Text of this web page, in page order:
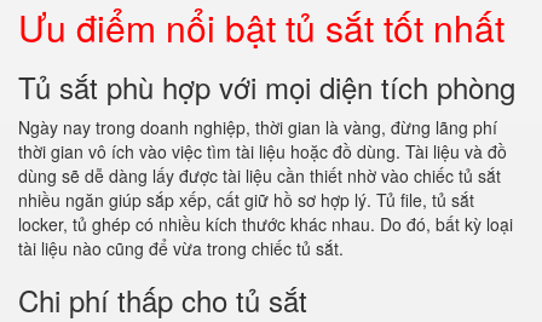
Ưu điểm nổi bật tủ sắt tốt nhất
Tủ sắt phù hợp với mọi diện tích phòng
Ngày nay trong doanh nghiệp, thời gian là vàng, đừng lãng phí
thời gian vô ích vào việc tìm tài liệu hoặc đồ dùng. Tài liệu và đồ
dùng sẽ dễ dàng lấy được tài liệu cần thiết nhờ vào chiếc tủ sắt
nhiều ngăn giúp sắp xếp, cất giữ hồ sơ hợp lý. Tủ file, tủ sắt
locker, tủ ghép có nhiều kích thước khác nhau. Do đó, bất kỳ loại
tài liệu nào cũng để vừa trong chiếc tủ sắt.
Chi phí thấp cho tủ sắt